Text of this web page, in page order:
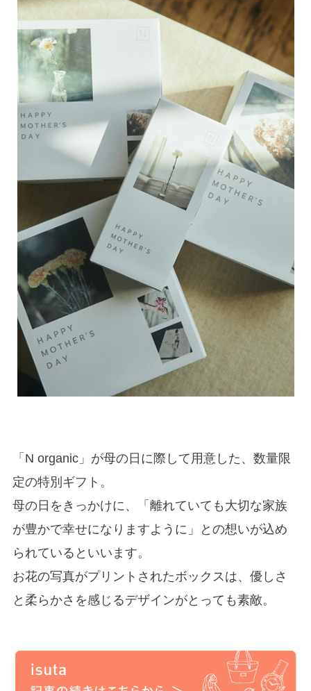
「N organic」が母の日に際して用意した、数量限
定の特別ギフト。
母の日をきっかけに、「離れていても大切な家族
が豊かで幸せになりますように」との想いが込め
られているといいます。
お花の写真がプリントされたボックスは、優しさ
と柔らかさを感じるデザインがとっても素敵。